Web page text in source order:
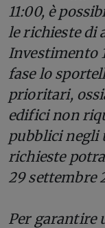
11:00, è
le richieste di
Investimento
fase lo
prioritari,
edifici non
pubblici negli
richieste
29 settembre
Per garantire